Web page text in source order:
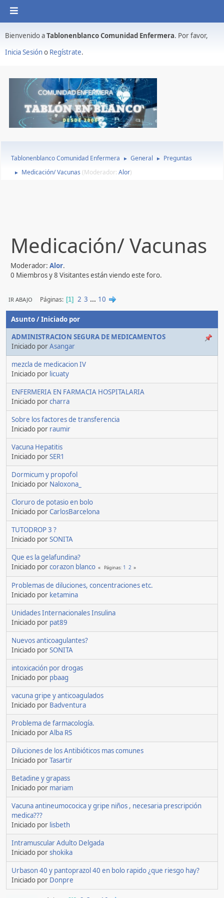
Bienvenido aTablonenblanco Comunidad Enfermera. Por favor,
Inicia Sesióno Regístrate.
Tablonenblanco Comunidad Enfermera ► General ► Preguntas
► Medicación/ Vacunas (Moderador: Alor)
Medicación/ Vacunas
Moderador: Alor.
0 Miembros y 8 Visitantes están viendo este foro.
IR ABAJO Páginas 1 2 3 ... 10
Asunto/Iniciado por
ADMINISTRACION SEGURA DE MEDICAMENTOS
Iniciado porAsangar
mezcla de medicacion IV
Iniciado por licuaty
ENFERMERIA EN FARMACIA HOSPITALARIA
Iniciado porcharra
Sobre los factores de transferencia
Iniciado por raumir
Vacuna Hepatitis
Iniciado porSER1
Dormicum y propofol
Iniciado por Naloxona_
Cloruro de potasio en bolo
Iniciado porCarlosBarcelona
TUTODROP 3 ?
Iniciado porSONITA
Que es la gelafundina?
Iniciado porcorazon blanco Páginas 1 2
Problemas de diluciones, concentraciones etc.
Iniciado por ketamina
Unidades Internacionales Insulina
Iniciado por pat89
Nuevos anticoagulantes?
Iniciado porSONITA
intoxicación por drogas
Iniciado por pbaag
vacuna gripe y anticoagulados
Iniciado por Badventura
Problema de farmacología.
Iniciado porAlba RS
Diluciones de los Antibióticos mas comunes
Iniciado porTasartir
Betadine y grapass
Iniciado por mariam
Vacuna antineumococica y gripe niños , necesaria prescripción
medica???
Iniciado por lisbeth
Intramuscular Adulto Delgada
Iniciado porshokika
Urbason 40 y pantoprazol 40 en bolo rapido ¿que riesgo hay?
Iniciado por Donpre